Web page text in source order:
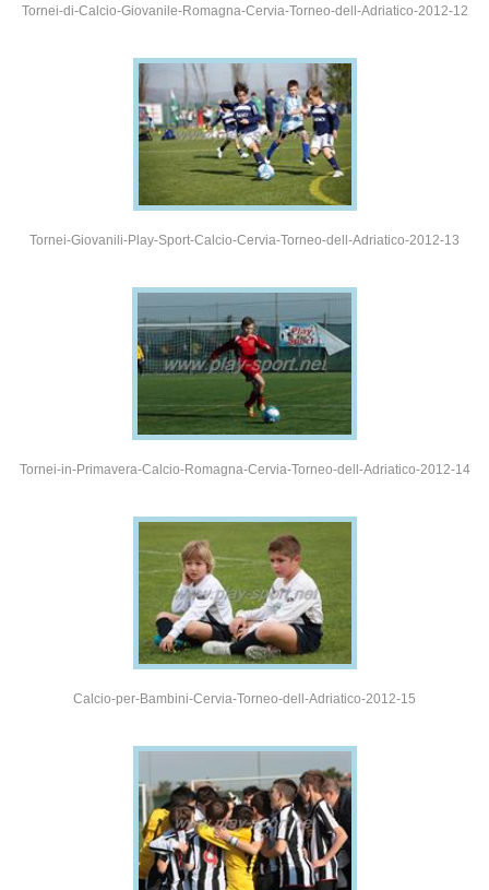
Tornei-di-Calcio-Giovanile-Romagna-Cervia-Torneo-dell-Adriatico-2012-12
Tornei-Giovanili-Play-Sport-Calcio-Cervia-Torneo-dell-Adriatico-2012-13
Tornei-in-Primavera-Calcio-Romagna-Cervia-Torneo-dell-Adriatico-2012-14
Calcio-per-Bambini-Cervia-Torneo-dell-Adriatico-2012-15